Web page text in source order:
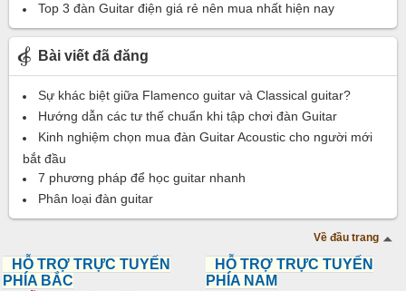
Top 3 đàn Guitar điện giá rẻ nên mua nhất hiện nay
Bài viết đã đăng
Sự khác biệt giữa Flamenco guitar và Classical guitar?
Hướng dẫn các tư thế chuẩn khi tập chơi đàn Guitar
Kinh nghiệm chọn mua đàn Guitar Acoustic cho người mới
bắt đầu
7 phương pháp để học guitar nhanh
Phân loại đàn guitar
Về đầu trang
HỖ TRỢ TRỰC TUYẾN
PHÍA BẮC
HỖ TRỢ TRỰC TUYẾN
PHÍA NAM